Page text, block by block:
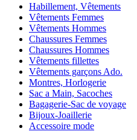
Habillement, Vêtements
Vêtements Femmes
Vêtements Hommes
Chaussures Femmes
Chaussures Hommes
Vêtements fillettes
Vêtements garçons Ado.
Montres, Horlogerie
Sac a Main, Sacoches
Bagagerie-Sac de voyage
Bijoux-Joaillerie
Accessoire mode